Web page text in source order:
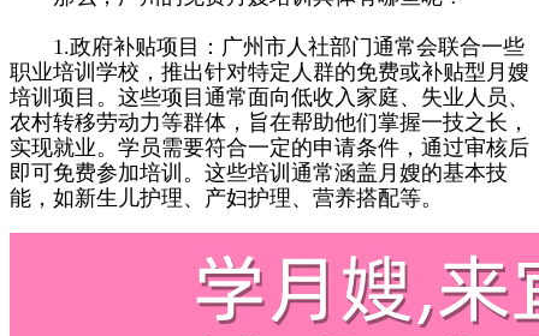
1.政府补贴项目：广州市人社部门通常会联合一些
职业培训学校，推出针对特定人群的免费或补贴型月嫂
培训项目。这些项目通常面向低收入家庭、失业人员、
农村转移劳动力等群体，旨在帮助他们掌握一技之长，
实现就业。学员需要符合一定的申请条件，通过审核后
即可免费参加培训。这些培训通常涵盖月嫂的基本技
能，如新生儿护理、产妇护理、营养搭配等。